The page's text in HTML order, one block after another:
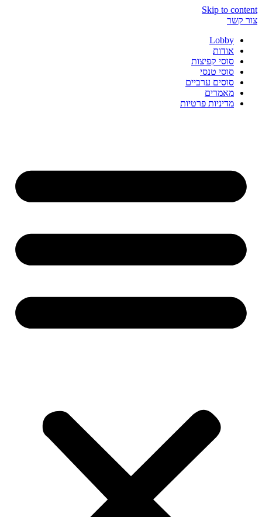
Skip to content
צור קשר
Lobby
אודות
סוסי קפיצות
סוסי טנסי
סוסים ערביים
מאמרים
מדיניות פרטיות